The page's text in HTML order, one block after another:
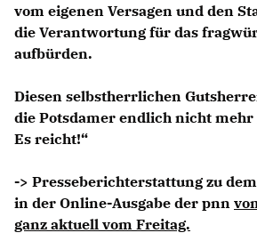
vom eigenen Versagen und den
die Verantwortung für das
aufbürden.
Diesen selbstherrlichen
die Potsdamer endlich nicht mehr
Es reicht!“
-> Presseberichterstattung zu
in der Online-Ausgabe der pnn
ganz aktuell vom Freitag.